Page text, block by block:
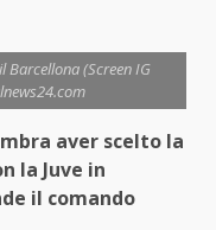
Barcellona (Screen IG
aver scelto la
la Juve in
il comando